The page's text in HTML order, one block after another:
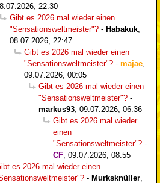
22:30
Gibt es 2026 mal wieder einen
"Sensationsweltmeister"? - Habakuk
08.07.2026, 22:47
Gibt es 2026 mal wieder einen
"Sensationsweltmeister"? - majae
09.07.2026, 00:05
Gibt es 2026 mal wieder einen
"Sensationsweltmeister"? -
markus93 09.07.2026, 06:36
Gibt es 2026 mal wieder
einen
"Sensationsweltmeister"? -
CF 09.07.2026, 08:55
es 2026 mal wieder einen
- Murksknüller